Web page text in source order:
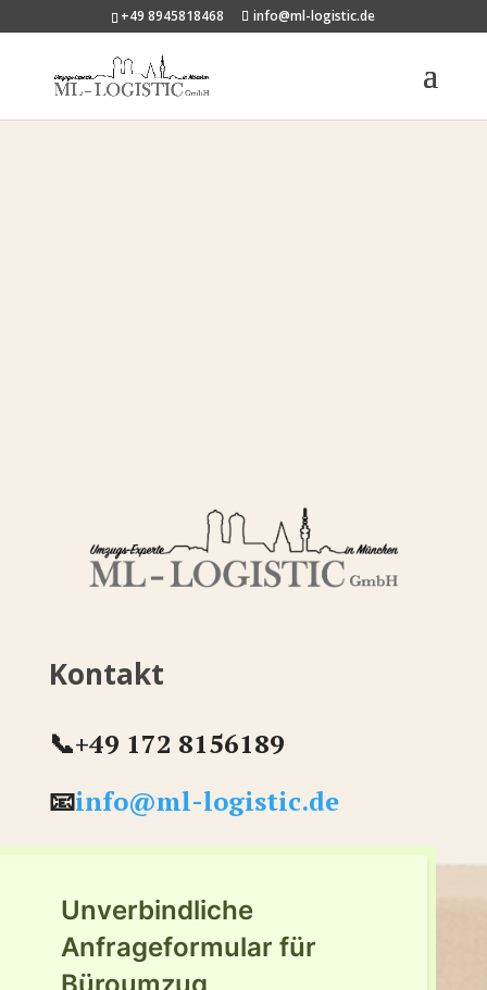
+49 8945818468 info@ml-logistic.de
Kontakt
📞+49 172 8156189
📧info@ml-logistic.de